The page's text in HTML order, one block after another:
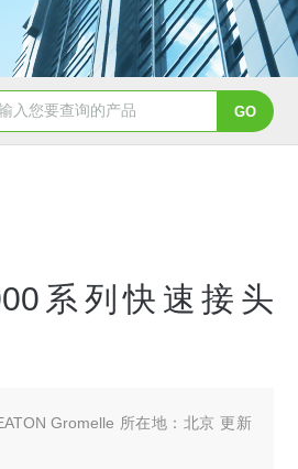
Parker 45度绝缘防水接头 5353信
系列快速接头
Gromelle 所在地：北京 更新